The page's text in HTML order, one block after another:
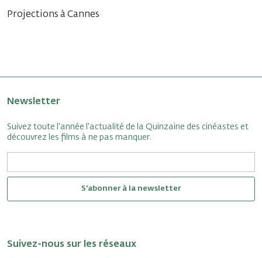
Projections à Cannes
Newsletter
Suivez toute l'année l'actualité de la Quinzaine des cinéastes et
découvrez les films à ne pas manquer.
S'abonner à la newsletter
Suivez-nous sur les réseaux